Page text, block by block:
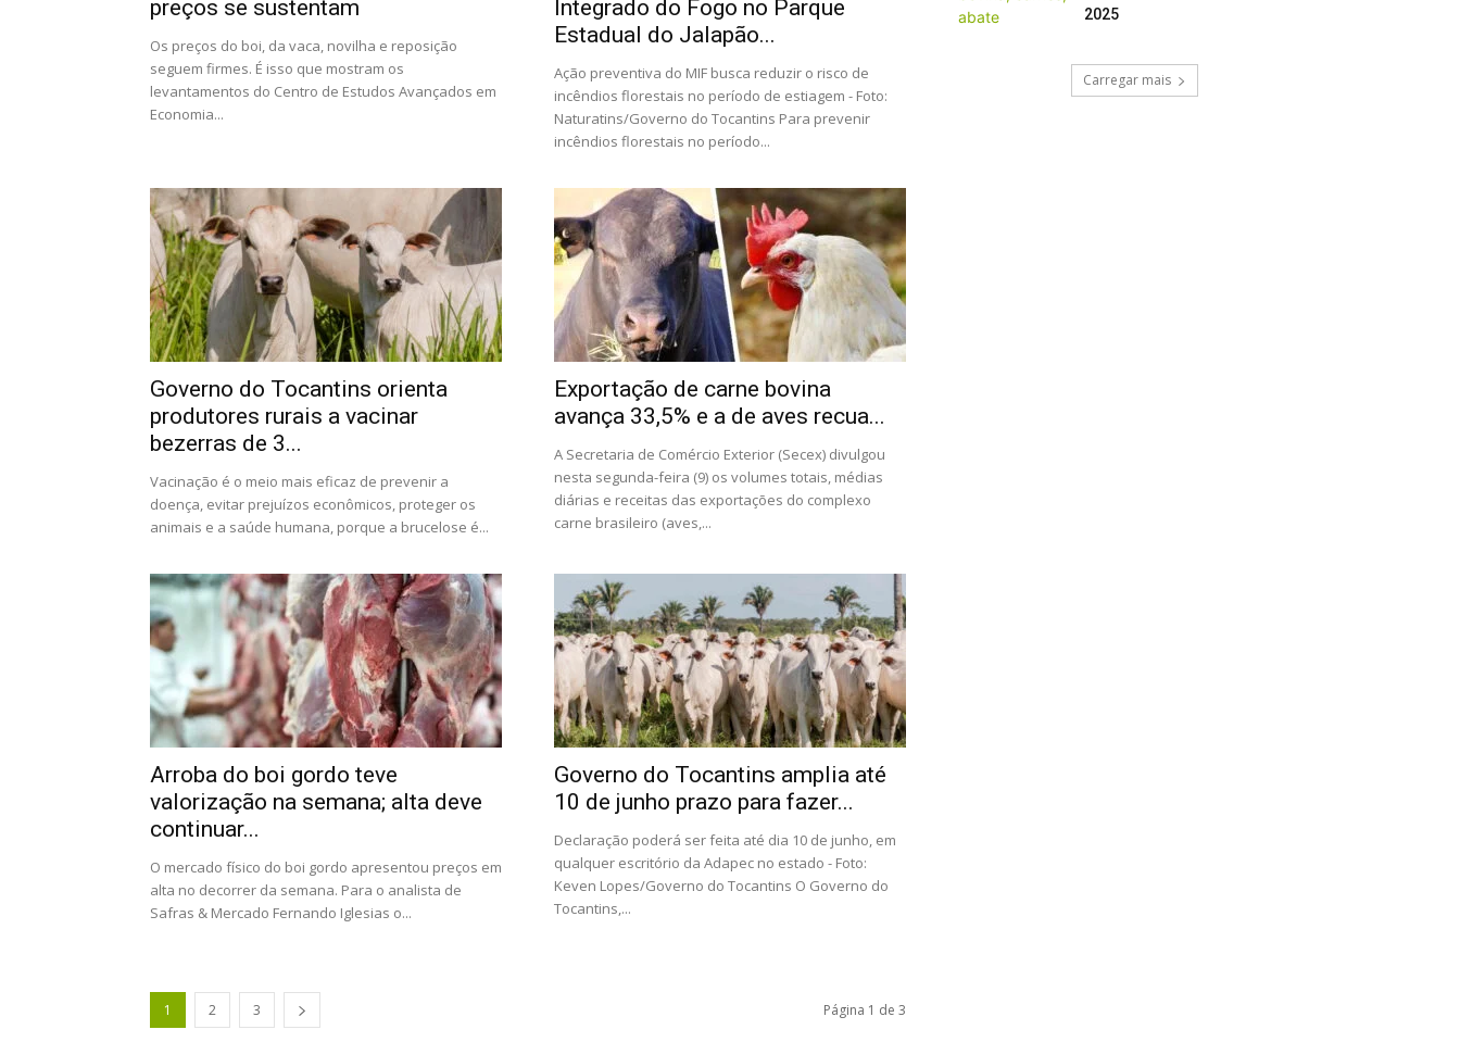
preços se sustentam
Os preços do boi, da vaca, novilha e reposição
seguem firmes. É isso que mostram os
levantamentos do Centro de Estudos Avançados em
Economia...
Integrado do Fogo no Parque
Estadual do Jalapão...
Ação preventiva do MIF busca reduzir o risco de
incêndios florestais no período de estiagem - Foto:
Naturatins/Governo do Tocantins Para prevenir
incêndios florestais no período...
Governo do Tocantins orienta
produtores rurais a vacinar
bezerras de 3...
Vacinação é o meio mais eficaz de prevenir a
doença, evitar prejuízos econômicos, proteger os
animais e a saúde humana, porque a brucelose é...
Exportação de carne bovina
avança 33,5% e a de aves recua...
A Secretaria de Comércio Exterior (Secex) divulgou
nesta segunda-feira (9) os volumes totais, médias
diárias e receitas das exportações do complexo
carne brasileiro (aves,...
Arroba do boi gordo teve
valorização na semana; alta deve
continuar...
O mercado físico do boi gordo apresentou preços em
alta no decorrer da semana. Para o analista de
Safras & Mercado Fernando Iglesias o...
Governo do Tocantins amplia até
10 de junho prazo para fazer...
Declaração poderá ser feita até dia 10 de junho, em
qualquer escritório da Adapec no estado - Foto:
Keven Lopes/Governo do Tocantins O Governo do
Tocantins,...
1 2 3 Página 1 de 3
2025
Carregar mais